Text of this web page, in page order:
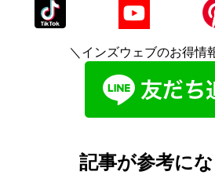
＼インズウェブのお得情
記事が参考に